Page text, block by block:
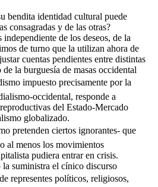
bendita identidad cultural puede
consagradas y de las otras?
de los deseos, de la
de turno que la utilizan ahora de
cuentas pendientes entre distintas
la burguesía de masas occidental
impuesto precisamente por la
occidental, responde a
del Estado-Mercado
globalizado.
pretenden ciertos ignorantes- que
al menos los movimientos
pudiera entrar en crisis.
suministra el cínico discurso
representes políticos, religiosos,